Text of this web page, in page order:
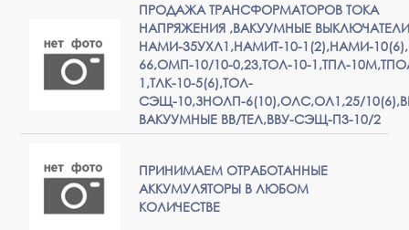
ПРОДАЖА ТРАНСФОРМАТОРОВ ТОКА
НАПРЯЖЕНИЯ ,ВАКУУМНЫЕ
НАМИ-35УХЛ1,НАМИТ-10-1(2),НАМИ-
66,ОМП-10/10-0,23,ТОЛ-10-1,ТПЛ-
1,ТЛК-10-5(6),ТОЛ-
СЭЩ-10,ЗНОЛП-6(10),ОЛС,ОЛ1,25/
ВАКУУМНЫЕ ВВ/ТЕЛ,ВВУ-СЭЩ-П3-10/2
ПРИНИМАЕМ ОТРАБОТАННЫЕ
АККУМУЛЯТОРЫ В ЛЮБОМ
КОЛИЧЕСТВЕ